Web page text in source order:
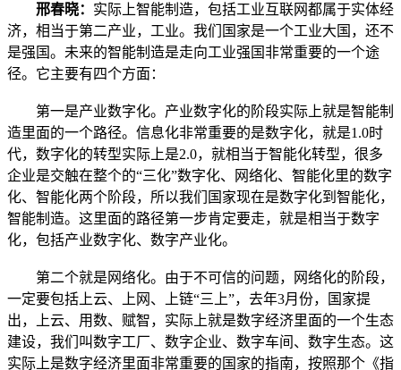
邢春晓： 实际上智能制造，包括工业互联网都属于实体经
济，相当于第二产业，工业。我们国家是一个工业大国，还不
是强国。未来的智能制造是走向工业强国非常重要的一个途
径。它主要有四个方面：
第一是产业数字化。产业数字化的阶段实际上就是智能制
造里面的一个路径。信息化非常重要的是数字化，就是1.0时
代，数字化的转型实际上是2.0，就相当于智能化转型，很多
企业是交触在整个的“三化”数字化、网络化、智能化里的数字
化、智能化两个阶段，所以我们国家现在是数字化到智能化，
智能制造。这里面的路径第一步肯定要走，就是相当于数字
化，包括产业数字化、数字产业化。
第二个就是网络化。由于不可信的问题，网络化的阶段，
一定要包括上云、上网、上链“三上”，去年3月份，国家提
出，上云、用数、赋智，实际上就是数字经济里面的一个生态
建设，我们叫数字工厂、数字企业、数字车间、数字生态。这
实际上是数字经济里面非常重要的国家的指南，按照那个《指